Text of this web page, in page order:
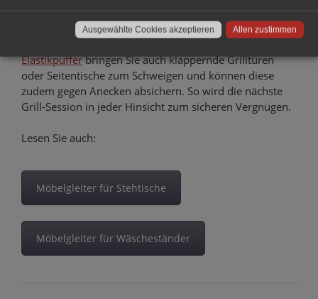
für den Außenbereich können nicht nur Gartenmöbel
Elastikpufferbringen Sie auch klappernde Grilltüren
oder Seitentische zum Schweigen und können diese
zudem gegen Anecken absichern. So wird die nächste
Grill-Session in jeder Hinsicht zum sicheren Vergnügen.
Lesen Sie auch:
Möbelgleiter für Stehtische
Möbelgleiter für Wäscheständer
Allen zustimmen
Ausgewählte Cookies akzeptieren